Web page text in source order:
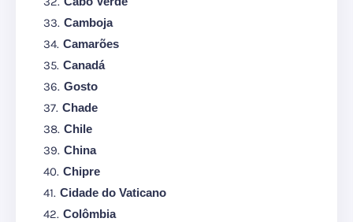
Camboja
Camarões
Canadá
Gosto
Chade
Chile
China
Chipre
Cidade do Vaticano
Colômbia